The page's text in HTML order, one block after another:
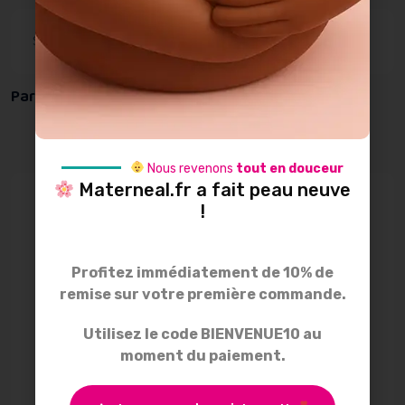
SKU: POURLESNULS Lecture,LectureTag:
Partager :
Description
Informations
supplémentaires
Avis
Nous revenons tout en douceur
Materneal.fr a fait peau neuve
!
Profitez immédiatement de 10% de
remise sur votre première commande.
Utilisez le code BIENVENUE10 au
moment du paiement.